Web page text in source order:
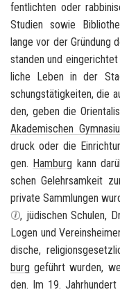
fent­lich­ten oder
Stu­di­en sowie
lange vor der Grün­dung
stan­den und
li­che Leben in der
schungs­tä­tig­kei­ten, die
den, geben die
Aka­de­mi­schen
druck oder die
gen. Ham­burg kann
schen Ge­lehr­sam­keit
pri­va­te Samm­lun­gen
, jü­di­schen Schu­len,
Logen und
di­sche,
burg ge­führt wur­den,
den. Im 19.